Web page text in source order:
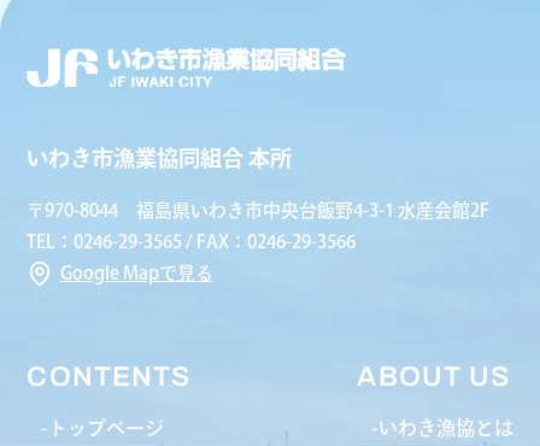
いわき市漁業協同組合 本所
〒970-8044 福島県いわき市中央台飯野4-3-1 水産会館2F
TEL：0246-29-3565 / FAX：0246-29-3566
Google Mapで見る
CONTENTS
トップページ
ABOUT US
いわき漁協とは